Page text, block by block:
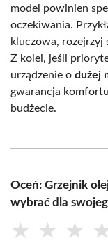
model powinien
oczekiwania.
kluczowa, rozejrzyj
Z kolei, jeśli
urządzenie o dużej
gwarancja
budżecie.
Oceń: Grzejnik
wybrać dla
★ ★ ★